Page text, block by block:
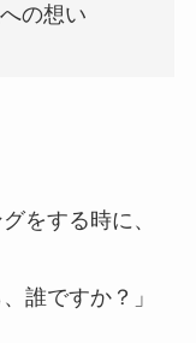
の想い
をする時に、
誰ですか？」